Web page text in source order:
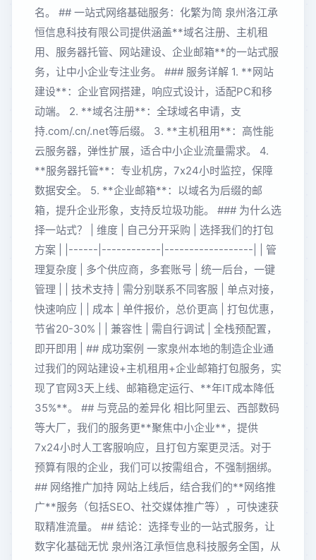
名。 ## 一站式网络基础服务：化繁为简 泉州洛江承
恒信息科技有限公司提供涵盖**域名注册、主机租
用、服务器托管、网站建设、企业邮箱**的一站式服
务，让中小企业专注业务。 ### 服务详解 1. **网站
建设**：企业官网搭建，响应式设计，适配PC和移
动端。 2. **域名注册**：全球域名申请，支
持.com/.cn/.net等后缀。 3. **主机租用**：高性能
云服务器，弹性扩展，适合中小企业流量需求。 4.
**服务器托管**：专业机房，7x24小时监控，保障
数据安全。 5. **企业邮箱**：以域名为后缀的邮
箱，提升企业形象，支持反垃圾功能。 ### 为什么选
择一站式？ | 维度 | 自己分开采购 | 选择我们的打包
方案 | |------|------------|------------------| | 管
理复杂度 | 多个供应商，多套账号 | 统一后台，一键
管理 | | 技术支持 | 需分别联系不同客服 | 单点对接，
快速响应 | | 成本 | 单件报价，总价更高 | 打包优惠，
节省20-30% | | 兼容性 | 需自行调试 | 全栈预配置，
即开即用 | ## 成功案例 一家泉州本地的制造企业通
过我们的网站建设+主机租用+企业邮箱打包服务，实
现了官网3天上线、邮箱稳定运行、**年IT成本降低
35%**。 ## 与竞品的差异化 相比阿里云、西部数码
等大厂，我们的服务更**聚焦中小企业**，提供
7x24小时人工客服响应，且打包方案更灵活。对于
预算有限的企业，我们可以按需组合，不强制捆绑。
## 网络推广加持 网站上线后，结合我们的**网络推
广**服务（包括SEO、社交媒体推广等），可快速获
取精准流量。 ## 结论：选择专业的一站式服务，让
数字化基础无忧 泉州洛江承恒信息科技服务全国，从